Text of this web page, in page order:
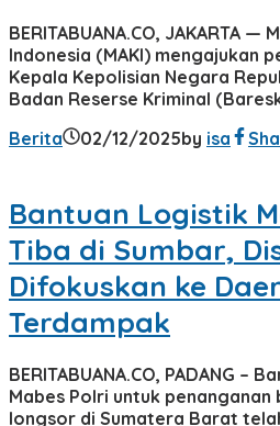
BERITABUANA.CO, JAKARTA
Indonesia (MAKI) mengajukan
Kepala Kepolisian Negara
Badan Reserse Kriminal
Berita
02/12/2025by isa
Bantuan Logistik
Tiba di Sumbar,
Difokuskan ke
Terdampak
BERITABUANA.CO, PADANG –
Mabes Polri untuk penanganan
longsor di Sumatera Barat